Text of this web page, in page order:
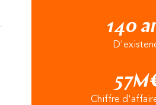
140
Chiffre